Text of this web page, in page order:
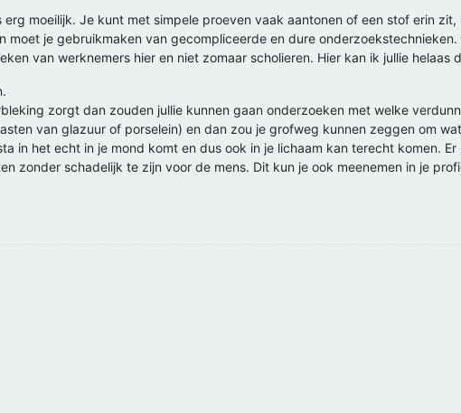
moeilijk. Je kunt met simpele proeven vaak aantonen of een stof erin
je gebruikmaken van gecompliceerde en dure
van werknemers hier en niet zomaar scholieren. Hier kan ik jullie helaas
zorgt dan zouden jullie kunnen gaan onderzoeken met welke
van glazuur of porselein) en dan zou je grofweg kunnen zeggen om
in het echt in je mond komt en dus ook in je lichaam kan terecht komen.
zonder schadelijk te zijn voor de mens. Dit kun je ook meenemen in je